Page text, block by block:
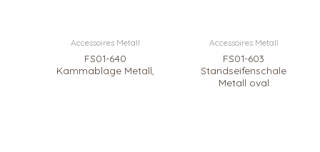
Accessoires Metall
FS01-640
Kammablage Metall,
Accessoires Metall
FS01-603
Standseifenschale
Metall oval